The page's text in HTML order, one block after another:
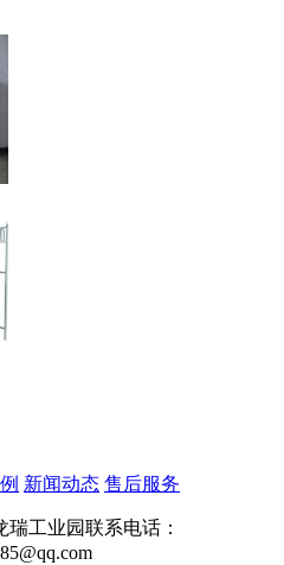
新闻动态 售后服务
瑞工业园联系电话：